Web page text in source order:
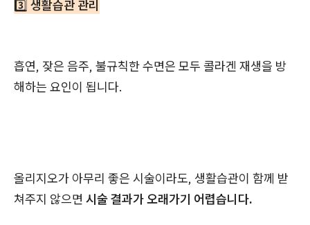
3️⃣ 생활습관 관리
흡연, 잦은 음주, 불규칙한 수면은 모두 콜라겐 재생을 방
해하는 요인이 됩니다.
올리지오가 아무리 좋은 시술이라도, 생활습관이 함께 받
쳐주지 않으면 시술 결과가 오래가기 어렵습니다.